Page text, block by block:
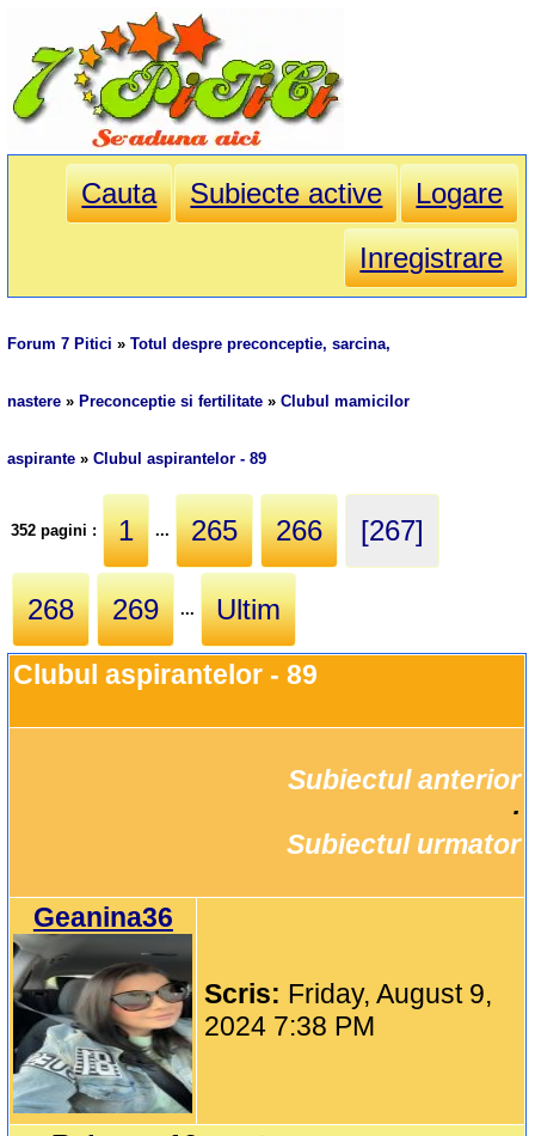
Cauta Subiecte active
Logare
Inregistrare
Forum 7 Pitici »Totul despre preconceptie, sarcina,
nastere » Preconceptie si fertilitate »Clubul mamicilor
aspirante »Clubul aspirantelor - 89
352 pagini : 1 ... 265 266 [267]
268 269 ... Ultim
Clubul aspirantelor - 89
Subiectul anterior
Subiectul urmator
Geanina36
Scris: Friday, August 9,
2024 7:38 PM